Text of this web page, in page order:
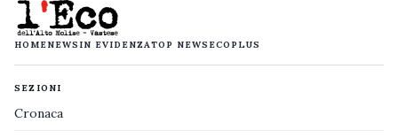
HOMENEWS IN EVIDENZATOP NEWS ECOPLUS
SEZIONI
Cronaca